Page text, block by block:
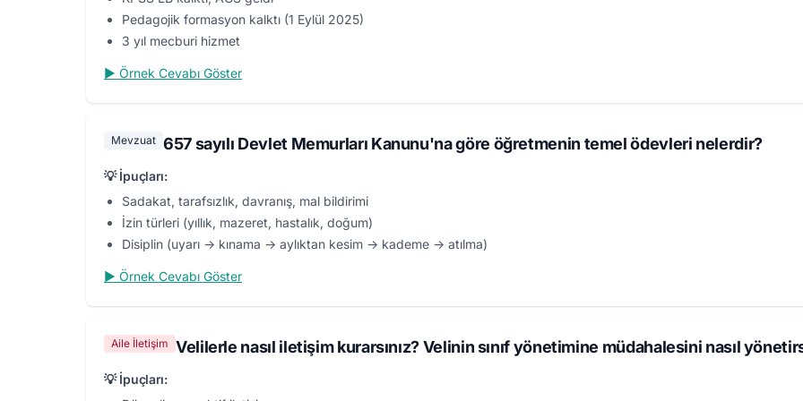
Pedagojik formasyon kalktı (1 Eylül 2025)
3 yıl mecburi hizmet
▶ Örnek Cevabı Göster
Mevzuat 657 sayılı Devlet Memurları Kanunu'na göre öğretmenin temel ödevleri nelerdir?
💡 İpuçları:
Sadakat, tarafsızlık, davranış, mal bildirimi
İzin türleri (yıllık, mazeret, hastalık, doğum)
Disiplin (uyarı → kınama → aylıktan kesim → kademe → atılma)
▶ Örnek Cevabı Göster
Aile İletişim Velilerle nasıl iletişim kurarsınız? Velinin sınıf yönetimine müdahalesini nasıl
💡 İpuçları: